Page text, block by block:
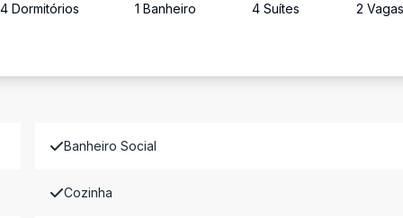
4 Dormitórios 1 Banheiro 4 Suítes 2 Vagas
Banheiro Social
Cozinha